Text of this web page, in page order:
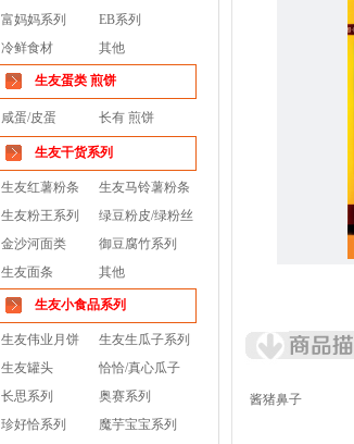
富妈妈系列
EB系列
冷鲜食材
其他
生友蛋类 煎饼
咸蛋/皮蛋 长有 煎饼
生友干货系列
生友红薯粉条
生友马铃薯粉条
生友粉王系列
绿豆粉皮/绿粉丝
金沙河面类
御豆腐竹系列
生友面条
其他
生友小食品系列
生友伟业月饼
生友生瓜子系列
生友罐头
恰恰/真心瓜子
长思系列
奥赛系列
珍好恰系列
魔芋宝宝系列
酱猪鼻子